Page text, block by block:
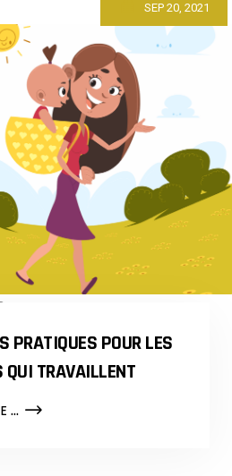
SEP 20, 2021
PRATIQUES POUR LES
TRAVAILLENT
...CONSEILS